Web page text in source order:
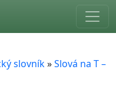
slovník»Slová na T –